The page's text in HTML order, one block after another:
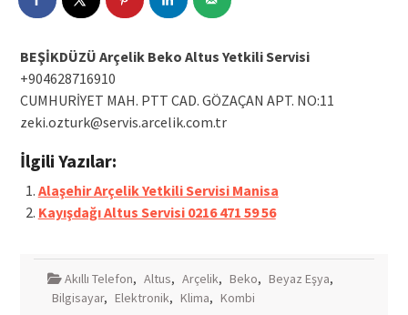
BEŞİKDÜZÜ Arçelik Beko Altus Yetkili Servisi
+904628716910
CUMHURİYET MAH. PTT CAD. GÖZAÇAN APT. NO:11
zeki.ozturk@servis.arcelik.com.tr
İlgili Yazılar:
Alaşehir Arçelik Yetkili Servisi Manisa
Kayışdağı Altus Servisi 0216 471 59 56
Akıllı Telefon, Altus, Arçelik, Beko, Beyaz Eşya,
Bilgisayar, Elektronik, Klima, Kombi